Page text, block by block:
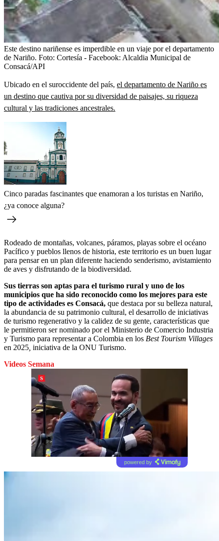
Este destino nariñense es imperdible en un viaje por el departamento
de Nariño. Foto: Cortesía - Facebook: Alcaldia Municipal de
Consacá/API
Ubicado en el suroccidente del país, el departamento de Nariño es
un destino que cautiva por su diversidad de paisajes, su riqueza
cultural y las tradiciones ancestrales.
Cinco paradas fascinantes que enamoran a los turistas en Nariño,
¿ya conoce alguna?
Rodeado de montañas, volcanes, páramos, playas sobre el océano
Pacífico y pueblos llenos de historia, este territorio es un buen lugar
para pensar en un plan diferente haciendo senderismo, avistamiento
de aves y disfrutando de la biodiversidad.
Sus tierras son aptas para el turismo rural y uno de los
municipios que ha sido reconocido como los mejores para este
tipo de actividades es Consacá, que destaca por su belleza natural,
la abundancia de su patrimonio cultural, el desarrollo de iniciativas
de turismo regenerativo y la calidez de su gente, características que
le permitieron ser nominado por el Ministerio de Comercio Industria
y Turismo para representar a Colombia en los Best Tourism Villages
en 2025 iniciativa de la ONU Turismo.
Videos Semana
powered by